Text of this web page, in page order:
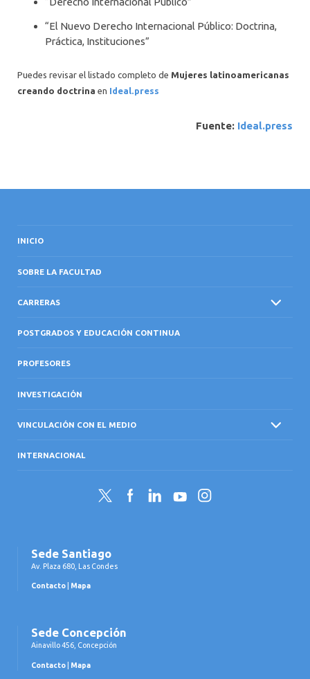
“El Nuevo Derecho Internacional Público: Doctrina,
Práctica, Instituciones”
Puedes revisar el listado completo de Mujeres latinoamericanas
creando doctrina en Ideal.press
Fuente: Ideal.press
INICIO
SOBRE LA FACULTAD
CARRERAS
POSTGRADOS Y EDUCACIÓN CONTINUA
PROFESORES
INVESTIGACIÓN
VINCULACIÓN CON EL MEDIO
INTERNACIONAL
Twitter FacebookLinkedInYouTubeInstagram
Sede Santiago
Av. Plaza 680, Las Condes
Contacto Mapa
Sede Concepción
Ainavillo 456, Concepción
Contacto Mapa